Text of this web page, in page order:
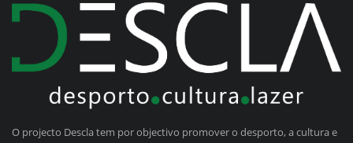
O projecto Descla tem por objectivo promover o desporto, a cultura e